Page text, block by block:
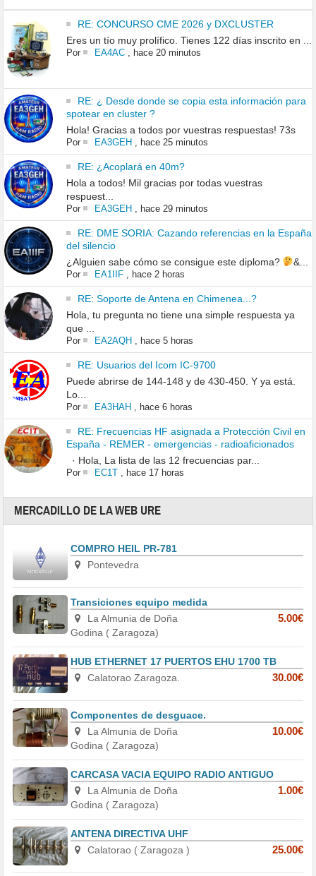
RE: CONCURSO CME 2026 y DXCLUSTER
Eres un tío muy prolífico. Tienes 122 días inscrito en ...
Por EA4AC, hace 20 minutos
RE: ¿ Desde donde se copia esta información para
spotear en cluster ?
Hola! Gracias a todos por vuestras respuestas! 73s
Por EA3GEH, hace 25 minutos
RE: ¿Acoplará en 40m?
Hola a todos! Mil gracias por todas vuestras
respuest...
Por EA3GEH, hace 29 minutos
RE: DME SORIA: Cazando referencias en la España
del silencio
¿Alguien sabe cómo se consigue este diploma?
&...
Por EA1IIF, hace 2 horas
RE: Soporte de Antena en Chimenea...?
Hola, tu pregunta no tiene una simple respuesta ya
que ...
Por EA2AQH, hace 5 horas
RE: Usuarios del Icom IC-9700
Puede abrirse de 144-148 y de 430-450. Y ya está.
Lo...
Por EA3HAH, hace 6 horas
RE: Frecuencias HF asignada a Protección Civil en
España - REMER - emergencias - radioaficionados
· Hola, La lista de las 12 frecuencias par...
Por EC1T, hace 17 horas
MERCADILLO DE LA WEB URE
COMPRO HEIL PR-781
Pontevedra
Transiciones equipo medida
La Almunia de Doña
Godina ( Zaragoza)
5.00€
HUB ETHERNET 17 PUERTOS EHU 1700 TB
Calatorao Zaragoza.
30.00€
Componentes de desguace.
La Almunia de Doña
Godina ( Zaragoza)
10.00€
CARCASA VACIA EQUIPO RADIO ANTIGUO
La Almunia de Doña
Godina ( Zaragoza)
1.00€
ANTENA DIRECTIVA UHF
Calatorao ( Zaragoza )
25.00€